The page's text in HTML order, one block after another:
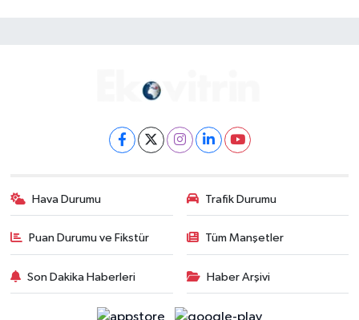
Hava Durumu Trafik Durumu
Puan Durumu ve Fikstür Tüm Manşetler
Son Dakika Haberleri Haber Arşivi